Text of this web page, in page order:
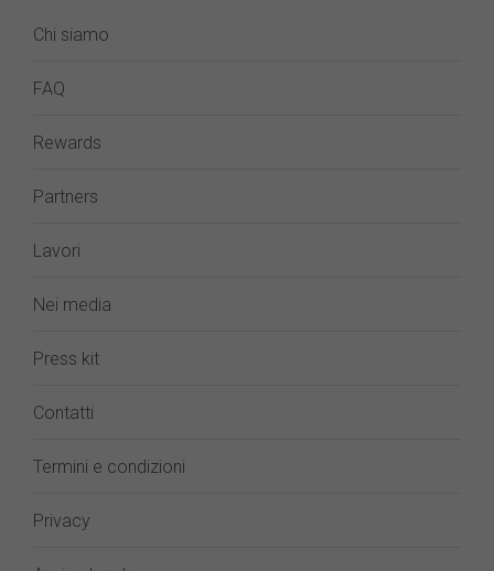
Chi siamo
FAQ
Rewards
Partners
Lavori
Nei media
Press kit
Contatti
Termini e condizioni
Privacy